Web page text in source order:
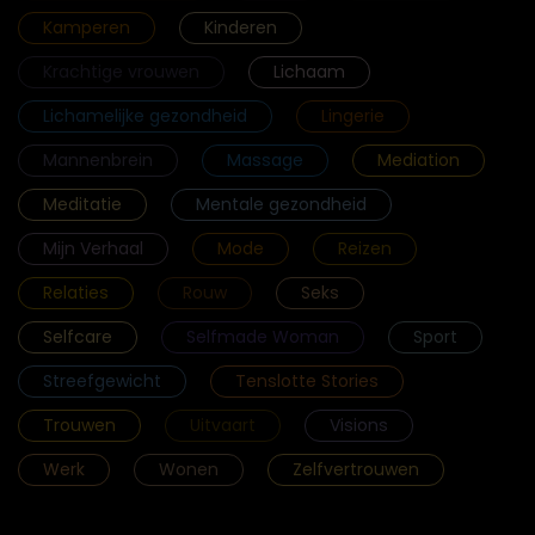
Kamperen
Kinderen
Lichaam
Lichamelijke gezondheid
Lingerie
Mannenbrein
Massage
Mediation
Meditatie
Mentale gezondheid
Mijn Verhaal
Mode
Reizen
Relaties
Rouw
Seks
Selfcare
Selfmade Woman
Sport
Streefgewicht
Tenslotte Stories
Trouwen
Uitvaart
Visions
Werk
Wonen Zelfvertrouwen